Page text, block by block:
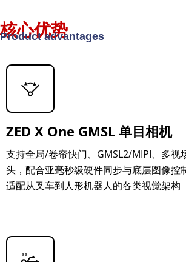
核心优势
Product advantages
ZED X One GMSL 单目相机
支持全局/卷帘快门、GMSL2/MIPI、多视
头，配合亚毫秒级硬件同步与底层图像控
适配从叉车到人形机器人的各类视觉架构